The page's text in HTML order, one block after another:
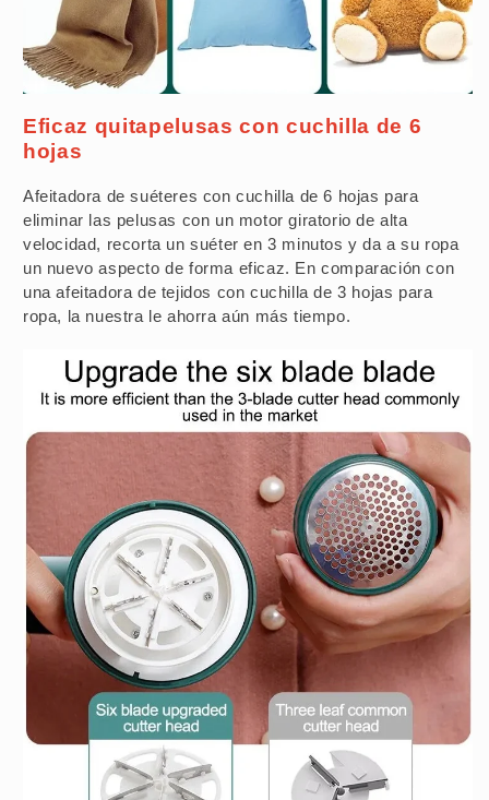
Eficaz quitapelusas con cuchilla de 6
hojas
Afeitadora de suéteres con cuchilla de 6 hojas para
eliminar las pelusas con un motor giratorio de alta
velocidad, recorta un suéter en 3 minutos y da a su ropa
un nuevo aspecto de forma eficaz. En comparación con
una afeitadora de tejidos con cuchilla de 3 hojas para
ropa, la nuestra le ahorra aún más tiempo.